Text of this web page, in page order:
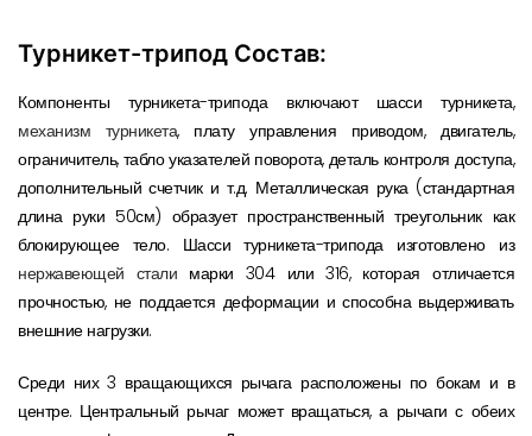
Турникет-трипод Состав:
Компоненты турникета-трипода включают шасси турникета,
механизм турникета, плату управления приводом, двигатель,
ограничитель, табло указателей поворота, деталь контроля доступа,
дополнительный счетчик и т.д. Металлическая рука (стандартная
длина руки 50см) образует пространственный треугольник как
блокирующее тело. Шасси турникета-трипода изготовлено из
нержавеющей стали марки 304 или 316, которая отличается
прочностью, не поддается деформации и способна выдерживать
внешние нагрузки.
Среди них 3 вращающихся рычага расположены по бокам и в
центре. Центральный рычаг может вращаться, а рычаги с обеих